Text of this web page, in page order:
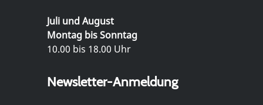
Juli und August
Montag bis Sonntag
10.00 bis 18.00 Uhr
Newsletter-Anmeldung